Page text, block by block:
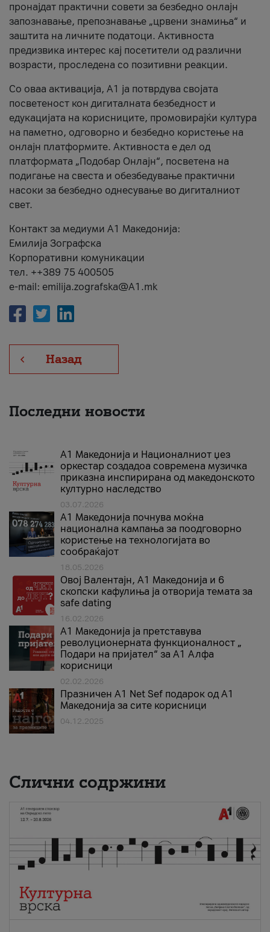
пронајдат практични совети за безбедно онлајн
запознавање, препознавање „црвени знамиња“ и
заштита на личните податоци. Активноста
предизвика интерес кај посетители од различни
возрасти, проследена со позитивни реакции.
Со оваа активација, А1 ја потврдува својата
посветеност кон дигиталната безбедност и
едукацијата на корисниците, промовирајќи култура
на паметно, одговорно и безбедно користење на
онлајн платформите. Активноста е дел од
платформата „Подобар Онлајн“, посветена на
подигање на свеста и обезбедување практични
насоки за безбедно однесување во дигиталниот
свет.
Контакт за медиуми А1 Македонија:
Емилија Зографска
Корпоративни комуникации
тел. ++389 75 400505
e-mail: emilija.zografska@A1.mk
Назад
Последни новости
А1 Македонија и Националниот џез
оркестар создадоа современа музичка
приказна инспирирана од македонското
културно наследство
03.07.2026
A1 Македонија почнува моќна
национална кампања за поодговорно
користење на технологијата во
сообраќајот
18.05.2026
Овој Валентајн, A1 Македонија и 6
скопски кафулиња ја отворија темата за
safe dating
16.02.2026
А1 Македонија ја претставува
револуционерната функционалност „
Подари на пријател“ за А1 Алфа
корисници
02.02.2026
Празничен A1 Net Sеf подарок од А1
Македонија за сите корисници
04.12.2025
Слични содржини